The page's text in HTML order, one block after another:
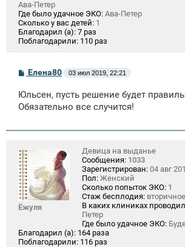
Ава-Петер
Где было удачное ЭКО: Ава-Петер
Сколько у вас детей: 1
Благодарил (а): 7 раз
Поблагодарили: 110 раз
С
о
б
щ
и
Елена80 03 июл 2019, 22:21
Юльсен, пусть решение будет
Обязательно все случится!
Ёжуля
Девица на выданье
Сообщения: 1033
Зарегистрирован: 04 авг
Пол: Женский
Сколько попыток ЭКО: 1
Стаж бесплодия: вторичное
В каких клиниках
Петер
Где было удачное ЭКО:
Благодарил (а): 164 раза
Поблагодарили: 116 раз